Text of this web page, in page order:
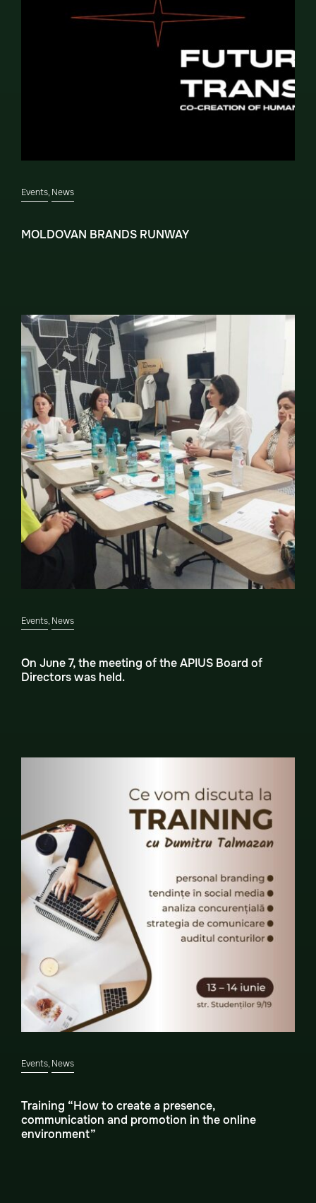
Events, News
MOLDOVAN BRANDS RUNWAY
Events, News
On June 7, the meeting of the APIUS Board of
Directors was held.
Events, News
Training “How to create a presence,
communication and promotion in the online
environment”